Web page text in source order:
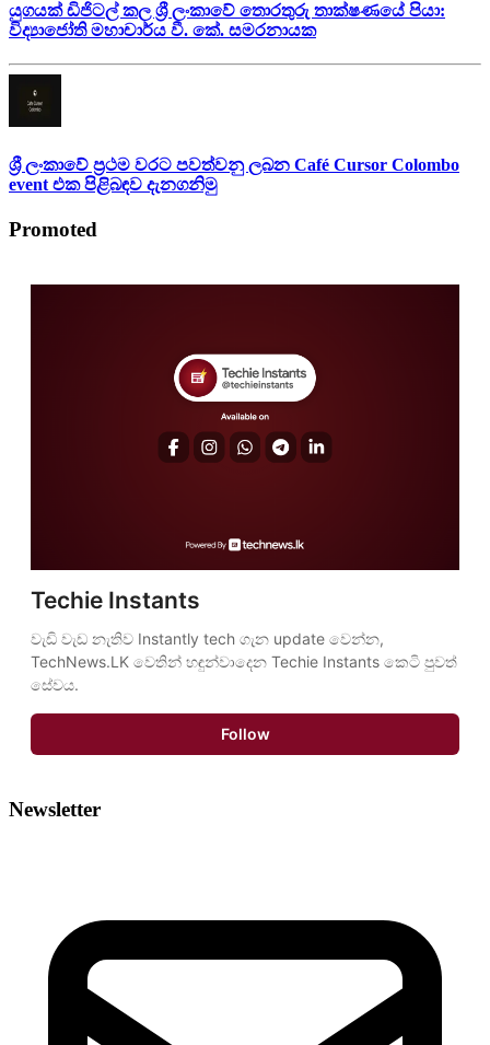
යුගයක් ඩිජිටල් කල ශ්‍රී ලංකාවේ තොරතුරු තාක්ෂණයේ පියා:
විද්‍යාජෝති මහාචාර්ය වී. කේ. සමරනායක
ශ්‍රී ලංකාවේ ප්‍රථම වරට පවත්වනු ලබන Café Cursor Colombo
event එක පිළිබඳව දැනගනිමු
Promoted
Techie Instants
වැඩි වැඩ නැතිව Instantly tech ගැන update වෙන්න,
TechNews.LK වෙතින් හඳුන්වාදෙන Techie Instants කෙටි පුවත්
සේවය.
Follow
Newsletter